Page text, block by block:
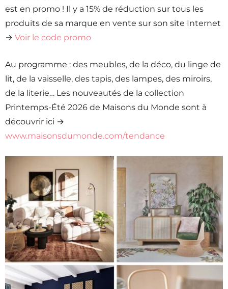
est en promo ! Il y a 15% de réduction sur tous les
produits de sa marque en vente sur son site Internet
→ Voir le code promo
Au programme : des meubles, de la déco, du linge de
lit, de la vaisselle, des tapis, des lampes, des miroirs,
de la literie… Les nouveautés de la collection
Printemps-Été 2026 de Maisons du Monde sont à
découvrir ici →
www.maisonsdumonde.com/tendance